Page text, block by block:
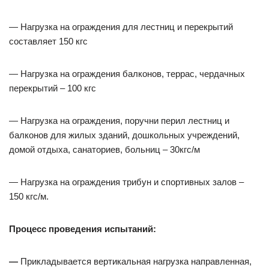
— Нагрузка на ограждения для лестниц и перекрытий
составляет 150 кгс
— Нагрузка на ограждения балконов, террас, чердачных
перекрытий – 100 кгс
— Нагрузка на ограждения, поручни перил лестниц и
балконов для жилых зданий, дошкольных учреждений,
домой отдыха, санаториев, больниц – 30кгс/м
— Нагрузка на ограждения трибун и спортивных залов –
150 кгс/м.
Процесс проведения испытаний:
— Прикладывается вертикальная нагрузка направленная,